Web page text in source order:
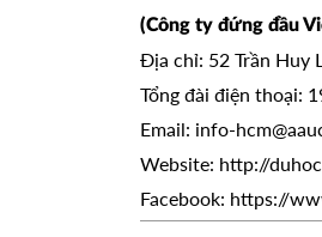
(Công ty đứng đầu
Địa chỉ: 52 Trần Huy
Tổng đài điện thoại:
Email: info-
Website: http://
Facebook: https://